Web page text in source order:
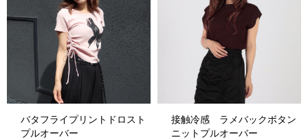
バタフライプリントドロスト
プルオーバー
接触冷感 ラメバックボタン
ニットプルオーバー